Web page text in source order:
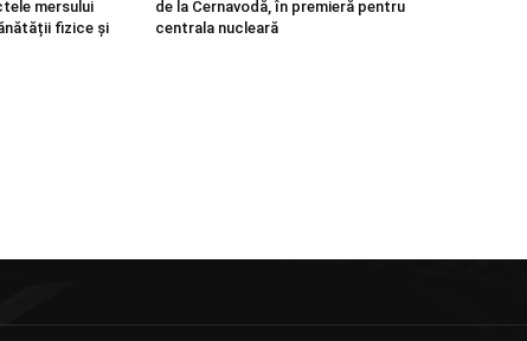
mersului
fizice și
de la Cernavodă, în premieră pentru
centrala nucleară